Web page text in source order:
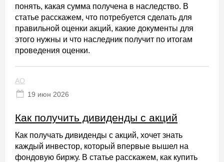
понять, какая сумма получена в наследство. В
статье расскажем, что потребуется сделать для
правильной оценки акций, какие документы для
этого нужны и что наследник получит по итогам
проведения оценки.
АО
19 июн 2026
Как получить дивиденды с акций
Как получать дивиденды с акций, хочет знать
каждый инвестор, который впервые вышел на
фондовую биржу. В статье расскажем, как купить